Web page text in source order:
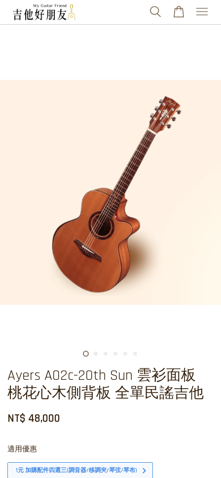
Ayers A02c-20th Sun 雲衫面板
桃花心木側背板 全單民謠吉他
NT$ 48,000
適用優惠
1元 加購配件四選三(調音器/移調夾/琴弦/琴布)